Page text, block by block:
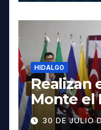
HIDALGO
Realizan
Monte el
contra la
30 DE JULIO